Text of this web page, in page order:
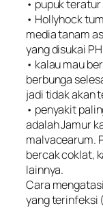
• pupuk
• Hollyhock
media tanam
yang disukai
• kalau mau
berbunga
jadi tidak akan
• penyakit
adalah Jamur
malvacearum.
bercak coklat,
lainnya.
Cara
yang terinfeksi